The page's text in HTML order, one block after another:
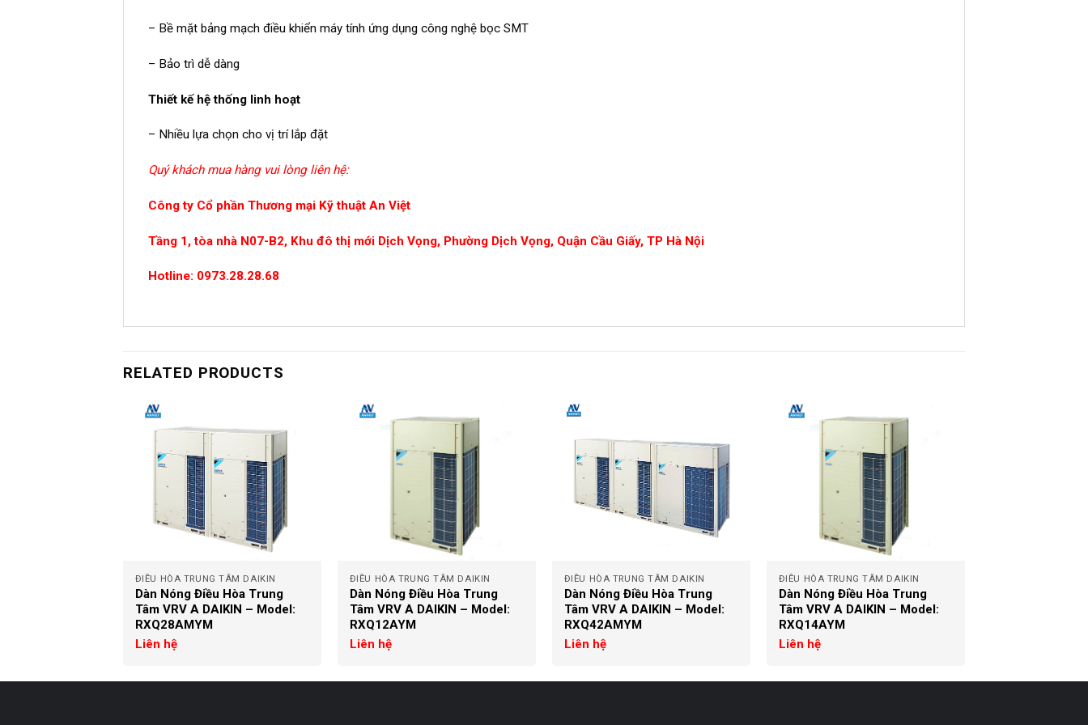
– Bề mặt bảng mạch điều khiển máy tính ứng dụng công nghệ bọc SMT
– Bảo trì dễ dàng
Thiết kế hệ thống linh hoạt
– Nhiều lựa chọn cho vị trí lắp đặt
Quý khách mua hàng vui lòng liên hệ:
Công ty Cổ phần Thương mại Kỹ thuật An Việt
Tầng 1, tòa nhà N07-B2, Khu đô thị mới Dịch Vọng, Phường Dịch Vọng, Quận Cầu Giấy, TP Hà Nội
Hotline: 0973.28.28.68
RELATED PRODUCTS
ĐIỀU HÒA TRUNG TÂM DAIKIN
Dàn Nóng Điều Hòa Trung
Tâm VRV A DAIKIN – Model:
RXQ28AMYM
Liên hệ
ĐIỀU HÒA TRUNG TÂM DAIKIN
Dàn Nóng Điều Hòa Trung
Tâm VRV A DAIKIN – Model:
RXQ12AYM
Liên hệ
ĐIỀU HÒA TRUNG TÂM DAIKIN
Dàn Nóng Điều Hòa Trung
Tâm VRV A DAIKIN – Model:
RXQ42AMYM
Liên hệ
ĐIỀU HÒA TRUNG TÂM DAIKIN
Dàn Nóng Điều Hòa Trung
Tâm VRV A DAIKIN – Model:
RXQ14AYM
Liên hệ